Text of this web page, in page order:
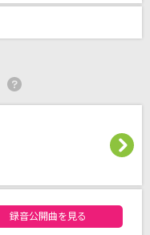
ば。
録音公開曲を見る